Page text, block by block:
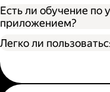
Есть ли обучение по
приложением?
Легко ли